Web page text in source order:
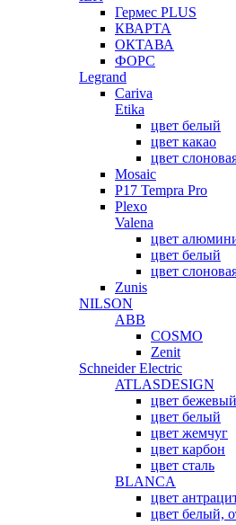
Гермес PLUS
КВАРТА
ОКТАВА
ФОРС
Legrand
Cariva
Etika
цвет белый
цвет какао
цвет
Mosaic
P17 Tempra Pro
Plexo
Valena
цвет
цвет белый
цвет
Zunis
NILSON
ABB
COSMO
Zenit
Schneider Electric
ATLASDESIGN
цвет бежевый
цвет белый
цвет жемчуг
цвет карбон
цвет сталь
BLANCA
цвет
цвет белый,